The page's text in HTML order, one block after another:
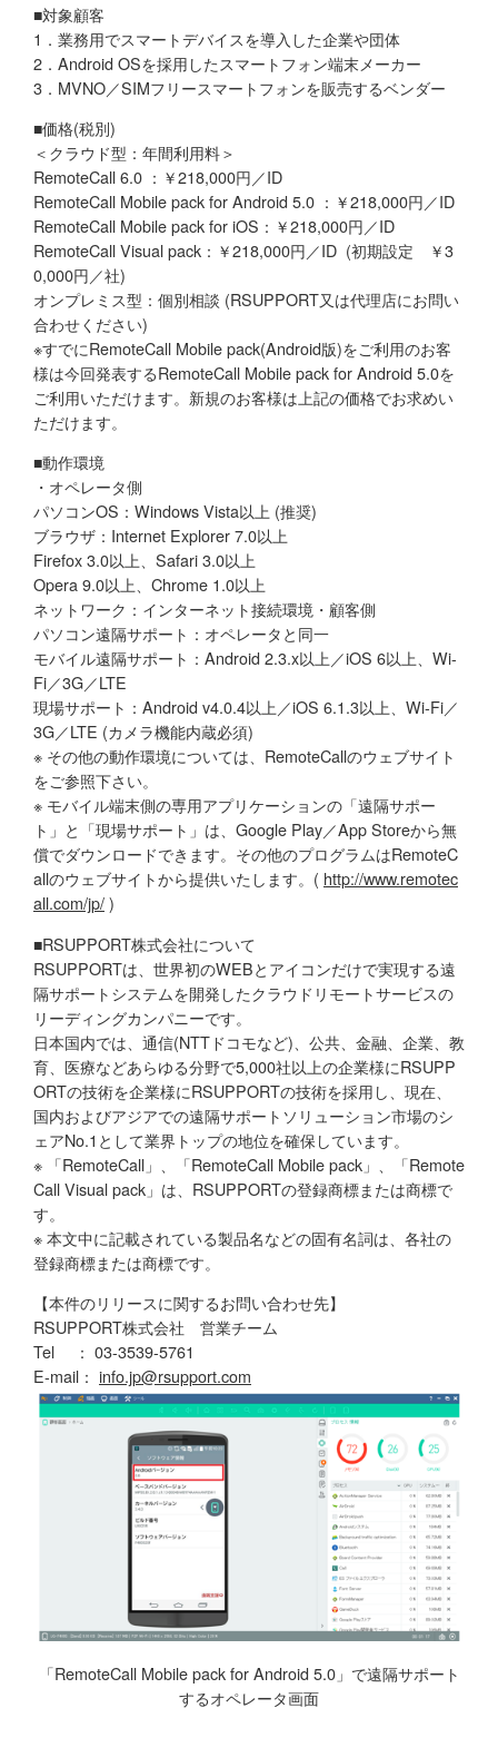
■対象顧客
1．業務用でスマートデバイスを導入した企業や団体
2．Android OSを採用したスマートフォン端末メーカー
3．MVNO／SIMフリースマートフォンを販売するベンダー
■価格(税別)
＜クラウド型：年間利用料＞
RemoteCall 6.0 ：￥218,000円／ID
RemoteCall Mobile pack for Android 5.0 ：￥218,000円／ID
RemoteCall Mobile pack for iOS：￥218,000円／ID
RemoteCall Visual pack：￥218,000円／ID (初期設定 ￥3
0,000円／社)
オンプレミス型：個別相談 (RSUPPORT又は代理店にお問い
合わせください)
※すでにRemoteCall Mobile pack(Android版)をご利用のお客
様は今回発表するRemoteCall Mobile pack for Android 5.0を
ご利用いただけます。新規のお客様は上記の価格でお求めい
ただけます。
■動作環境
・オペレータ側
パソコンOS：Windows Vista以上 (推奨)
ブラウザ：Internet Explorer 7.0以上
Firefox 3.0以上、Safari 3.0以上
Opera 9.0以上、Chrome 1.0以上
ネットワーク：インターネット接続環境・顧客側
パソコン遠隔サポート：オペレータと同一
モバイル遠隔サポート：Android 2.3.x以上／iOS 6以上、Wi-
Fi／3G／LTE
現場サポート：Android v4.0.4以上／iOS 6.1.3以上、Wi-Fi／
3G／LTE (カメラ機能内蔵必須)
※ その他の動作環境については、RemoteCallのウェブサイト
をご参照下さい。
※ モバイル端末側の専用アプリケーションの「遠隔サポー
ト」と「現場サポート」は、Google Play／App Storeから無
償でダウンロードできます。その他のプログラムはRemoteC
allのウェブサイトから提供いたします。( http://www.remotec
all.com/jp/)
■RSUPPORT株式会社について
RSUPPORTは、世界初のWEBとアイコンだけで実現する遠
隔サポートシステムを開発したクラウドリモートサービスの
リーディングカンパニーです。
日本国内では、通信(NTTドコモなど)、公共、金融、企業、教
育、医療などあらゆる分野で5,000社以上の企業様にRSUPP
ORTの技術を企業様にRSUPPORTの技術を採用し、現在、
国内およびアジアでの遠隔サポートソリューション市場のシ
ェアNo.1として業界トップの地位を確保しています。
※ 「RemoteCall」、「RemoteCall Mobile pack」、「Remote
Call Visual pack」は、RSUPPORTの登録商標または商標で
す。
※ 本文中に記載されている製品名などの固有名詞は、各社の
登録商標または商標です。
【本件のリリースに関するお問い合わせ先】
RSUPPORT株式会社 営業チーム
Tel ： 03-3539-5761
E-mail： info.jp@rsupport.com
「RemoteCall Mobile pack for Android 5.0」で遠隔サポート
するオペレータ画面